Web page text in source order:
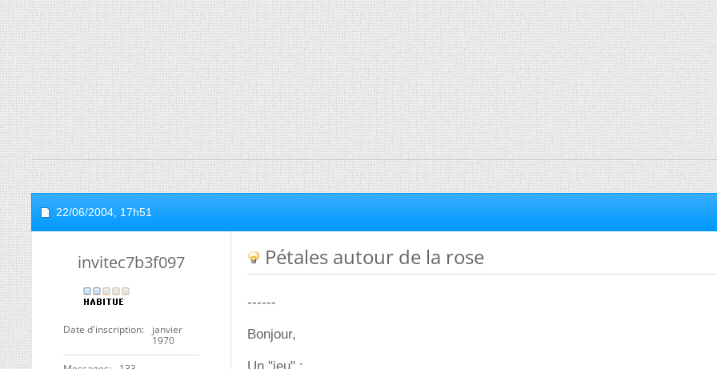
22/06/2004, 17h51
invitec7b3f097
Date d'inscription
janvier
1970
Pétales autour de la rose
------
Bonjour,